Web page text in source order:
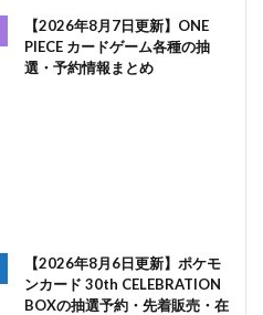
【2026年8月7日更新】ONE
PIECE カードゲーム各種の抽
選・予約情報まとめ
【2026年8月6日更新】ポケモ
ンカード 30th CELEBRATION
BOXの抽選予約・先着販売・在